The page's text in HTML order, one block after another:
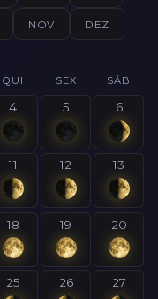
NOV DEZ
QUI SEX SÁB
4 5 6
11 12 13
18 19 20
25 26 27